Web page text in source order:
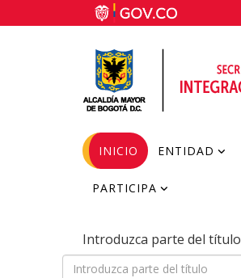
INICIO ENTIDAD
PARTICIPA
Introduzca parte del título